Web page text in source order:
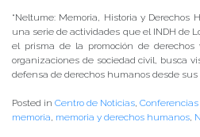
“Neltume: Memoria, Historia y Derechos
una serie de actividades que el INDH de
el prisma de la promoción de
organizaciones de sociedad civil, busca
defensa de derechos humanos desde sus
Posted in Centro de Noticias
memoria memoria y derechos humanos